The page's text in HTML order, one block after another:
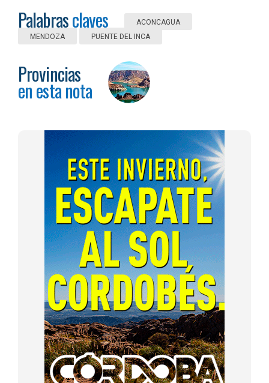
Palabrasclaves
ACONCAGUA
MENDOZA
PUENTE DEL INCA
Provincias
en esta nota